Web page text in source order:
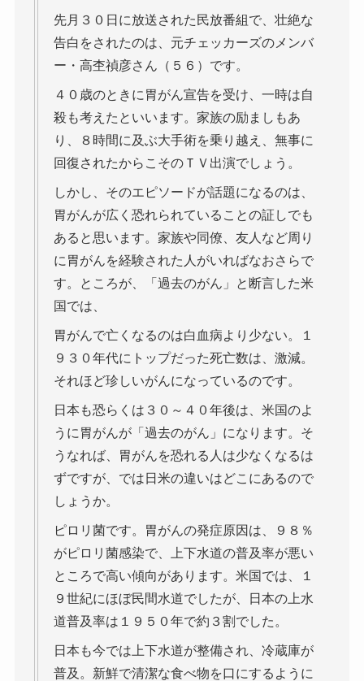
先月３０日に放送された民放番組で、壮絶な
告白をされたのは、元チェッカーズのメンバ
ー・高杢禎彦さん（５６）です。
４０歳のときに胃がん宣告を受け、一時は自
殺も考えたといいます。家族の励ましもあ
り、８時間に及ぶ大手術を乗り越え、無事に
回復されたからこそのＴＶ出演でしょう。
しかし、そのエピソードが話題になるのは、
胃がんが広く恐れられていることの証しでも
あると思います。家族や同僚、友人など周り
に胃がんを経験された人がいればなおさらで
す。ところが、「過去のがん」と断言した米
国では、
胃がんで亡くなるのは白血病より少ない。１
９３０年代にトップだった死亡数は、激減。
それほど珍しいがんになっているのです。
日本も恐らくは３０～４０年後は、米国のよ
うに胃がんが「過去のがん」になります。そ
うなれば、胃がんを恐れる人は少なくなるは
ずですが、では日米の違いはどこにあるので
しょうか。
ピロリ菌です。胃がんの発症原因は、９８％
がピロリ菌感染で、上下水道の普及率が悪い
ところで高い傾向があります。米国では、１
９世紀にほぼ民間水道でしたが、日本の上水
道普及率は１９５０年で約３割でした。
日本も今では上下水道が整備され、冷蔵庫が
普及。新鮮で清潔な食べ物を口にするように